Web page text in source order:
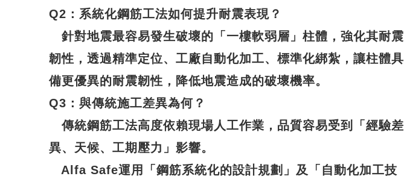
Q2 ：系統化鋼筋工法如何提升耐震表現？
針對地震最容易發生破壞的「一樓軟弱層」柱體，強化其耐震
韌性，透過精準定位、工廠自動化加工、標準化綁紮，讓柱體具
備更優異的耐震韌性 ，降低地震造成的破壞機率。
Q3 ：與傳統施工差異為何？
傳統鋼筋工法高度依賴現場人工作業，品質容易受到「經驗差
異、天候、工期壓力」影響。
Alfa Safe運用「鋼筋系統化的設計規劃」及「自動化加工技